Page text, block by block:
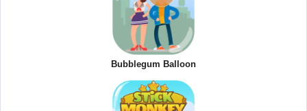
Bubblegum Balloon